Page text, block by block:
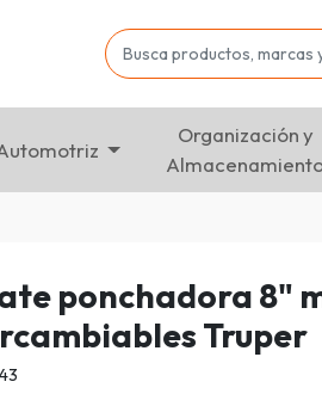
Organización y
ponchadora 8"
Truper